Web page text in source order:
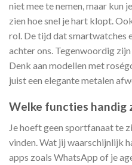
niet mee te nemen, maar kun
zien hoe snel je hart klopt.
rol. De tijd dat smartwatches
achter ons. Tegenwoordig
Denk aan modellen met
juist een elegante metalen
Welke functies handig
Je hoeft geen sportfanaat te
vinden. Wat jij waarschijnlijk
apps zoals WhatsApp of je